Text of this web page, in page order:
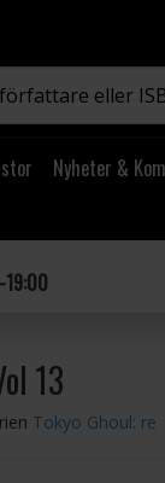
Nyheter &
13
Tokyo Ghoul: re